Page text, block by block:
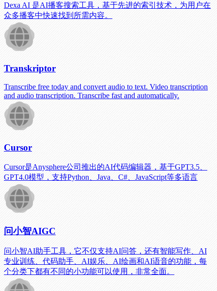
Dexa AI 是AI播客搜索工具，基于先进的索引技术，为用户在
众多播客中快速找到所需内容。
Transkriptor
Transcribe free today and convert audio to text. Video transcription
and audio transcription. Transcribe fast and automatically.
Cursor
Cursor是Anysphere公司推出的AI代码编辑器，基于GPT3.5、
GPT4.0模型，支持Python、Java、C#、JavaScript等多语言
问小智AIGC
问小智AI助手工具，它不仅支持AI问答，还有智能写作、AI
专业训练、代码助手、AI娱乐、AI绘画和AI语音的功能，每
个分类下都有不同的小功能可以使用，非常全面。